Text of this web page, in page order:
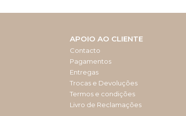
APOIO AO CLIENTE
Contacto
Pagamentos
Entregas
Trocas e Devoluções
Termos e condições
Livro de Reclamações